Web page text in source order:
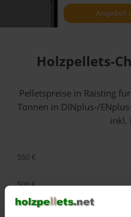
Holzpellets-
Pelletspreise in Raisting
Tonnen in DINplus-/
inkl.
500 €
550 €